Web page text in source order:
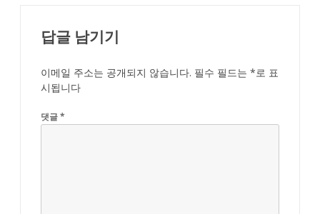
답글 남기기
이메일 주소는 공개되지 않습니다. 필수 필드는 *로 표
시됩니다
댓글*